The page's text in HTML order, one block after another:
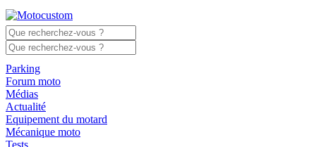
Parking
Forum moto
Médias
Actualité
Equipement du motard
Mécanique moto
Tests